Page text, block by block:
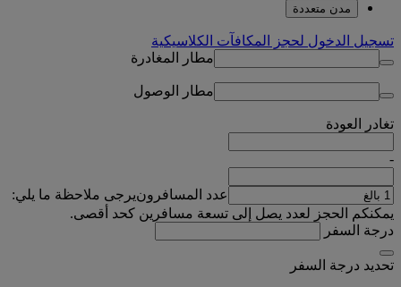
مدن متعددة
تسجيل الدخول لحجز المكافآت الكلاسيكية
مطار المغادرة
مطار الوصول
تغادر العودة
-
عدد المسافرونيرجى ملاحظة ما يلي:
يمكنكم الحجز لعدد يصل إلى تسعة مسافرين كحد أقصى.
درجة السفر
تحديد درجة السفر